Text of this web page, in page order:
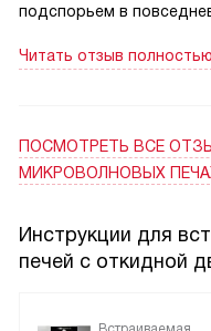
подспорьем в
сенсорные элементы
прогреваются
Однажды пришлось
еда была готова
Понравились
Читать отзыв полностью
ПОСМОТРЕТЬ ВСЕ
МИКРОВОЛНОВЫХ
Инструкции для
печей с откидной